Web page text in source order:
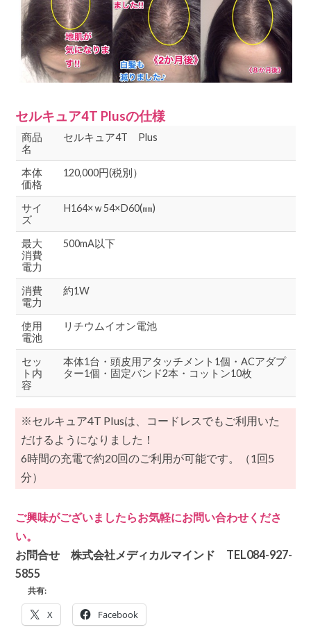
セルキュア4T Plusの仕様
商品
名
セルキュア4T Plus
本体
価格
120,000円(税別）
サイ
ズ
H164×ｗ54×D60(㎜)
最大
消費
電力
500mA以下
消費
電力
約1W
使用
電池
リチウムイオン電池
セッ
ト内
容
本体1台・頭皮用アタッチメント1個・ACアダプ
ター1個・固定バンド2本・コットン10枚
※セルキュア4T Plusは、コードレスでもご利用いた
だけるようになりました！
6時間の充電で約20回のご利用が可能です。（1回5
分）
ご興味がございましたらお気軽にお問い合わせくださ
い。
お問合せ 株式会社メディカルマインド TEL084-927-
5855
共有:
X Facebook